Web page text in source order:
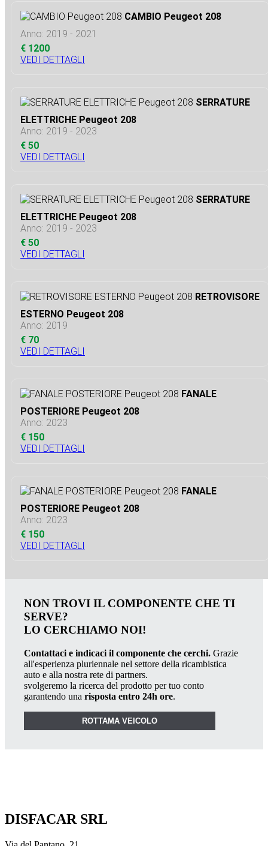
CAMBIO Peugeot 208
Anno: 2019 - 2021
€ 1200
VEDI DETTAGLI
SERRATURE
ELETTRICHE Peugeot 208
Anno: 2019 - 2023
€ 50
VEDI DETTAGLI
SERRATURE
ELETTRICHE Peugeot 208
Anno: 2019 - 2023
€ 50
VEDI DETTAGLI
RETROVISORE
ESTERNO Peugeot 208
Anno: 2019
€ 70
VEDI DETTAGLI
FANALE
POSTERIORE Peugeot 208
Anno: 2023
€ 150
VEDI DETTAGLI
FANALE
POSTERIORE Peugeot 208
Anno: 2023
€ 150
VEDI DETTAGLI
NON TROVI IL COMPONENTE CHE TI
SERVE?
LO CERCHIAMO NOI!
Contattaci e indicaci il componente che cerchi. Grazie
all'esperienza pluriennale nel settore della ricambistica
auto e alla nostra rete di partners.
svolgeremo la ricerca del prodotto per tuo conto
garantendo una risposta entro 24h ore.
ROTTAMA VEICOLO
DISFACAR SRL